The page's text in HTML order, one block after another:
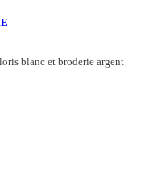
blanc et broderie argent